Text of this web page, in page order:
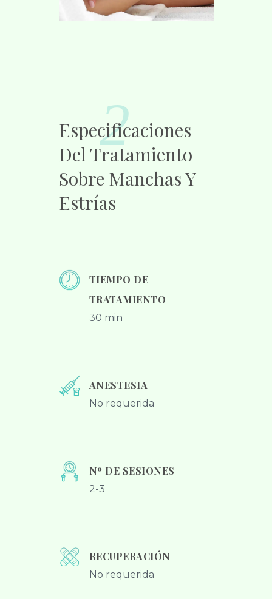
Especificaciones
Del Tratamiento
Sobre Manchas Y
Estrías
2
TIEMPO DE
TRATAMIENTO
30 min
ANESTESIA
No requerida
Nº DE SESIONES
2-3
RECUPERACIÓN
No requerida